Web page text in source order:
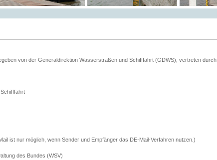
von der Generaldirektion Wasserstraßen und Schifffahrt (GDWS), vertreten durch
ist nur möglich, wenn Sender und Empfänger das DE-Mail-Verfahren nutzen.)
des Bundes (WSV)